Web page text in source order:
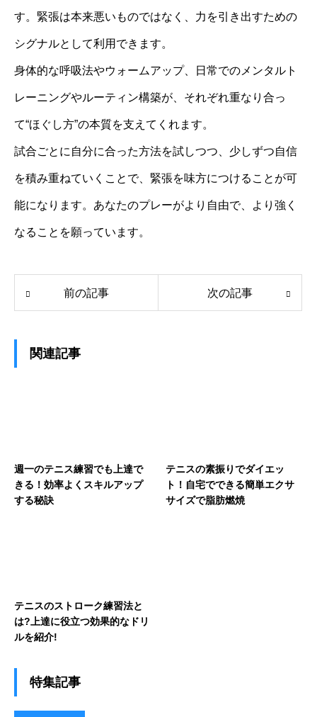
す。緊張は本来悪いものではなく、力を引き出すための
シグナルとして利用できます。
身体的な呼吸法やウォームアップ、日常でのメンタルト
レーニングやルーティン構築が、それぞれ重なり合っ
て“ほぐし方”の本質を支えてくれます。
試合ごとに自分に合った方法を試しつつ、少しずつ自信
を積み重ねていくことで、緊張を味方につけることが可
能になります。あなたのプレーがより自由で、より強く
なることを願っています。
前の記事 次の記事
関連記事
週一のテニス練習でも上達で
きる！効率よくスキルアップ
する秘訣
テニスの素振りでダイエッ
ト！自宅でできる簡単エクサ
サイズで脂肪燃焼
テニスのストローク練習法と
は?上達に役立つ効果的なドリ
ルを紹介!
特集記事